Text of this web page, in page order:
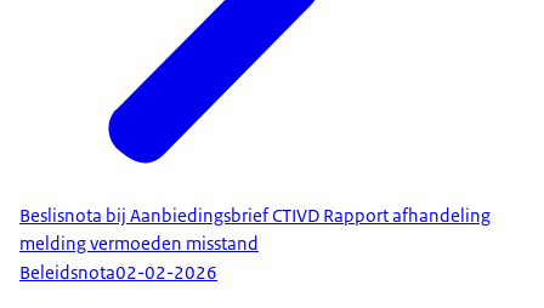
Beslisnota bij Aanbiedingsbrief CTIVD Rapport afhandeling
melding vermoeden misstand
Beleidsnota02-02-2026